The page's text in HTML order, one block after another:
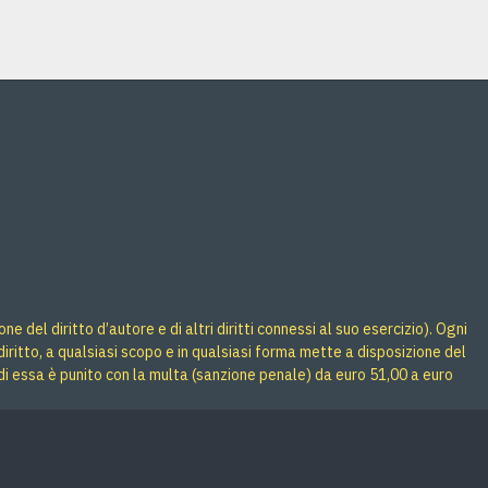
del diritto d’autore e di altri diritti connessi al suo esercizio). Ogni
a qualsiasi scopo e in qualsiasi forma mette a disposizione del
è punito con la multa (sanzione penale) da euro 51,00 a euro